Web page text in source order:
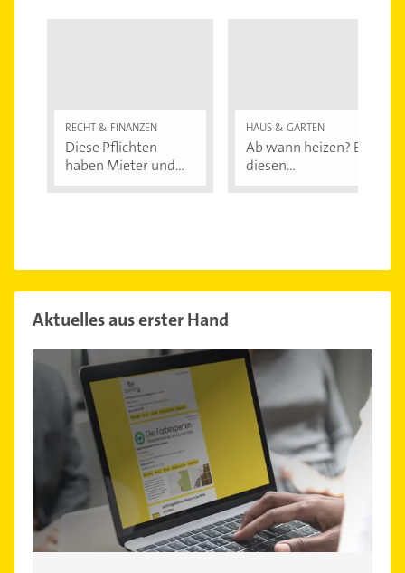
RECHT & FINANZEN
Diese Pflichten
haben Mieter und...
HAUS & GARTEN
Ab wann heizen? Bei
diesen
Aktuelles aus erster Hand